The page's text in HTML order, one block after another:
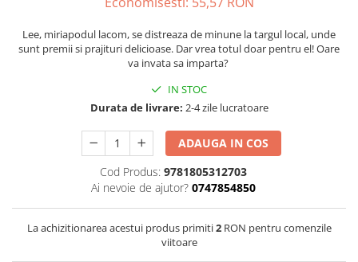
Lee, miriapodul lacom, se distreaza de minune la targul local, unde
sunt premii si prajituri delicioase. Dar vrea totul doar pentru el! Oare
va invata sa imparta?
IN STOC
Durata de livrare: 2-4 zile lucratoare
ADAUGA IN COS
Cod Produs: 9781805312703
Ai nevoie de ajutor? 0747854850
La achizitionarea acestui produs primiti2RON pentru comenzile
viitoare